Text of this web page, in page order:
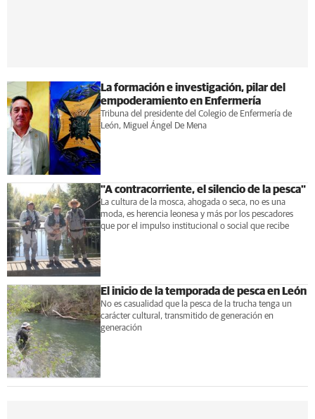
La formación e investigación, pilar del
empoderamiento en Enfermería
Tribuna del presidente del Colegio de Enfermería de
León, Miguel Ángel De Mena
"A contracorriente, el silencio de la pesca"
La cultura de la mosca, ahogada o seca, no es una
moda, es herencia leonesa y más por los pescadores
que por el impulso institucional o social que recibe
El inicio de la temporada de pesca en León
No es casualidad que la pesca de la trucha tenga un
carácter cultural, transmitido de generación en
generación